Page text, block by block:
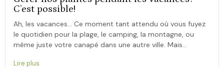
C’est possible!
Ah, les vacances… Ce moment tant attendu où vous fuyez
le quotidien pour la plage, le camping, la montagne, ou
même juste votre canapé dans une autre ville. Mais
Lire plus